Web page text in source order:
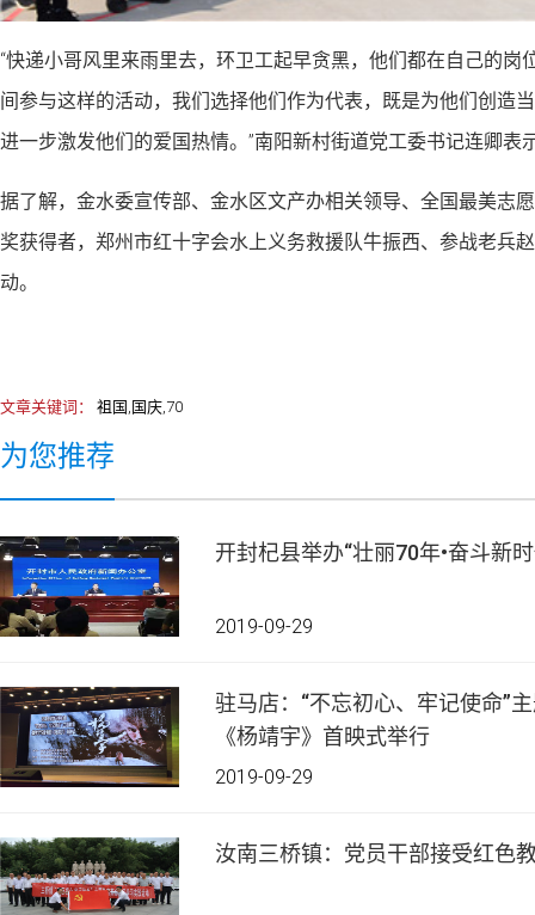
“快递小哥风里来雨里去，环卫工起早贪黑，他们都在自己的岗
间参与这样的活动，我们选择他们作为代表，既是为他们创造
进一步激发他们的爱国热情。”南阳新村街道党工委书记连卿表
据了解，金水委宣传部、金水区文产办相关领导、全国最美志
奖获得者，郑州市红十字会水上义务救援队牛振西、参战老兵
动。
文章关键词： 祖国,国庆,70
为您推荐
开封杞县举办“壮丽70年•奋斗新
2019-09-29
驻马店：“不忘初心、牢记使命”
《杨靖宇》首映式举行
2019-09-29
汝南三桥镇：党员干部接受红色